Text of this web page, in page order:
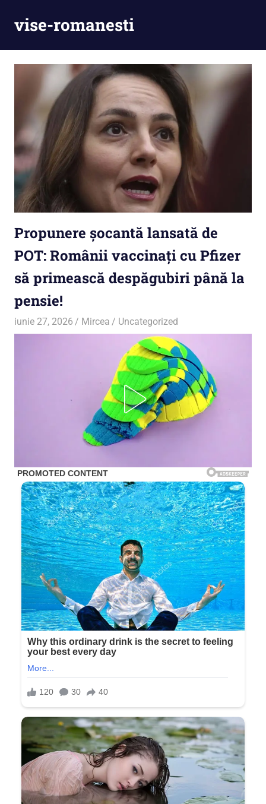
vise-romanesti
Propunere şocantă lansată de
POT: Românii vaccinați cu Pfizer
să primească despăgubiri până la
pensie!
iunie 27, 2026 Mircea Uncategorized